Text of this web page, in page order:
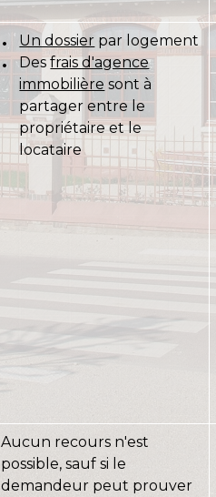
Un dossier par logement
Desfrais d'agence
immobilière sont à
partager entre le
propriétaire et le
locataire
Aucun recours n'est
possible, sauf si le
demandeur peut prouver